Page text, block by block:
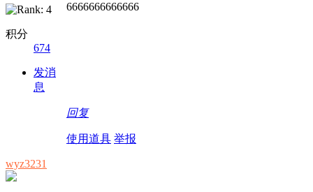
积分
674
发消
息
6666666666666
回复
使用道具 举报
wyz3231